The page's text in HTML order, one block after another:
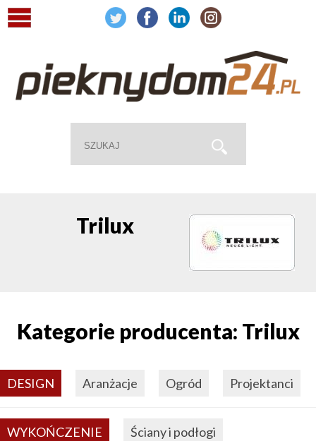
Trilux
Kategorie producenta: Trilux
DESIGN Aranżacje Ogród Projektanci
WYKOŃCZENIE Ściany i podłogi